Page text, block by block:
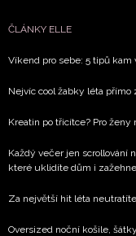
ČLÁNKY ELLE
Víkend pro sebe: 5 tipů kam
Nejvíc cool žabky léta
Kreatin po třicítce? Pro
Každý večer jen scrollování
které uklidíte dům i
Za největší hit léta
Oversized noční košile,